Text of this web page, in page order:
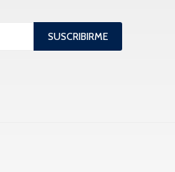
SUSCRIBIRME